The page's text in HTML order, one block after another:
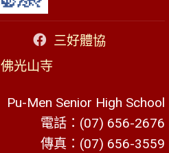
三好體協
佛光山寺
Pu-Men Senior High School
電話：(07) 656-2676
傳真：(07) 656-3559